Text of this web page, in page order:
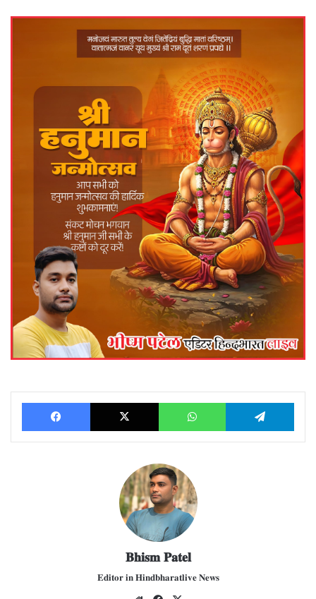
Facebook X WhatsApp
𝐁𝐡𝐢𝐬𝐦 𝐏𝐚𝐭𝐞𝐥
𝐄𝐝𝐢𝐭𝐨𝐫 𝐢𝐧 𝐇𝐢𝐧𝐝𝐛𝐡𝐚𝐫𝐚𝐭𝐥𝐢𝐯𝐞 𝐍𝐞𝐰𝐬